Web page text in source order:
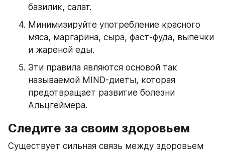
базилик, салат.
Минимизируйте употребление красного
мяса, маргарина, сыра, фаст-фуда, выпечки
и жареной еды.
Эти правила являются основой так
называемой MIND-диеты, которая
предотвращает развитие болезни
Альцгеймера.
Следите за своим здоровьем
Существует сильная связь между здоровьем